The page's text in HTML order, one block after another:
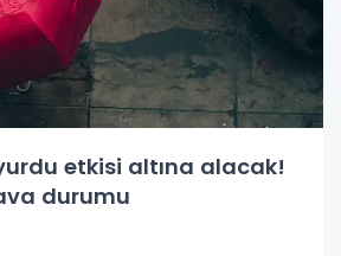
etkisi altına alacak!
durumu